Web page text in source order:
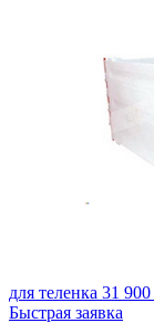
для теленка 31 900
Быстрая заявка